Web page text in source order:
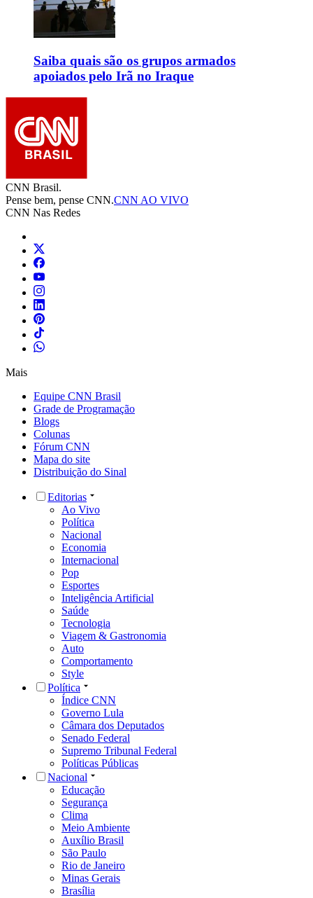
Saiba quais são os grupos armados
apoiados pelo Irã no Iraque
CNN Brasil.
Pense bem, pense CNN.CNN AO VIVO
CNN Nas Redes
Mais
Equipe CNN Brasil
Grade de Programação
Blogs
Colunas
Fórum CNN
Mapa do site
Distribuição do Sinal
Editorias
Ao Vivo
Política
Nacional
Economia
Internacional
Pop
Esportes
Inteligência Artificial
Saúde
Tecnologia
Viagem & Gastronomia
Auto
Comportamento
Style
Política
Índice CNN
Governo Lula
Câmara dos Deputados
Senado Federal
Supremo Tribunal Federal
Políticas Públicas
Nacional
Educação
Segurança
Clima
Meio Ambiente
Auxílio Brasil
São Paulo
Rio de Janeiro
Minas Gerais
Brasília